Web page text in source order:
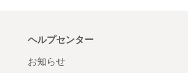
ヘルプセンター
お知らせ